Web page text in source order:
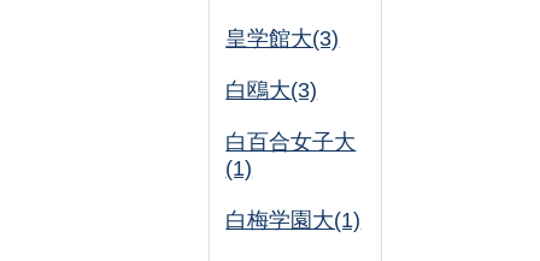
皇学館大(3)
白鴎大(3)
白百合女子大
(1)
白梅学園大(1)